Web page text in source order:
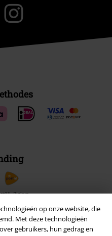
op onze website, die
Met deze technologieën
gebruikers, hun gedrag en
Pickup
app